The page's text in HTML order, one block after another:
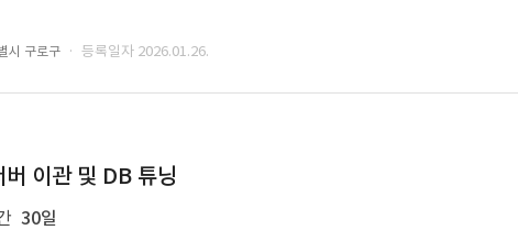
시 구로구 · 등록일자 2026.01.26.
이관 및 DB 튜닝
30일